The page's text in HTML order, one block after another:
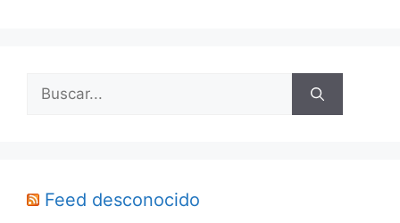
Buscar:
Feed desconocido